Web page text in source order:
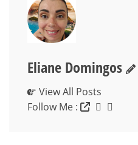
Eliane Domingos
View All Posts
Follow Me :